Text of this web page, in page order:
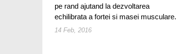
pe rand ajutand la dezvoltarea
echilibrata a fortei si masei musculare.
14 Feb, 2016